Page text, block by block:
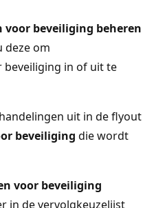
beveiliging beheren
deze om
in of uit te
uit in de flyout
beveiliging die wordt
voor beveiliging
in de vervolgkeuzelijst